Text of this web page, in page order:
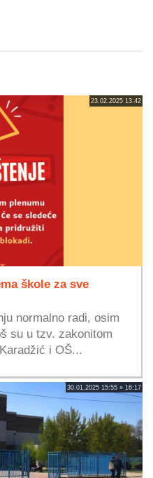
23.02.2025 13:42
škole za sve
normalno radi, osim
su u tzv. zakonitom
i OŠ...
30.01.2025 15:55 » 16:17